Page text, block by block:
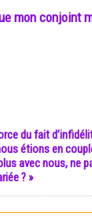
mon conjoint
du fait
étions en
avec nous, ne
? »